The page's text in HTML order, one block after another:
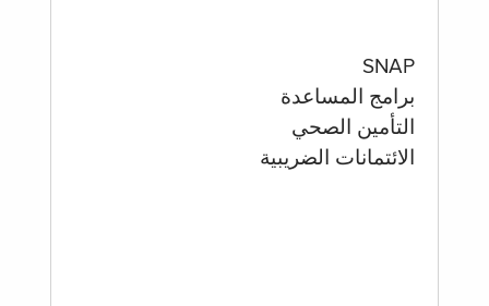
SNAP
برامج المساعدة
التأمين الصحي
الائتمانات الضريبية